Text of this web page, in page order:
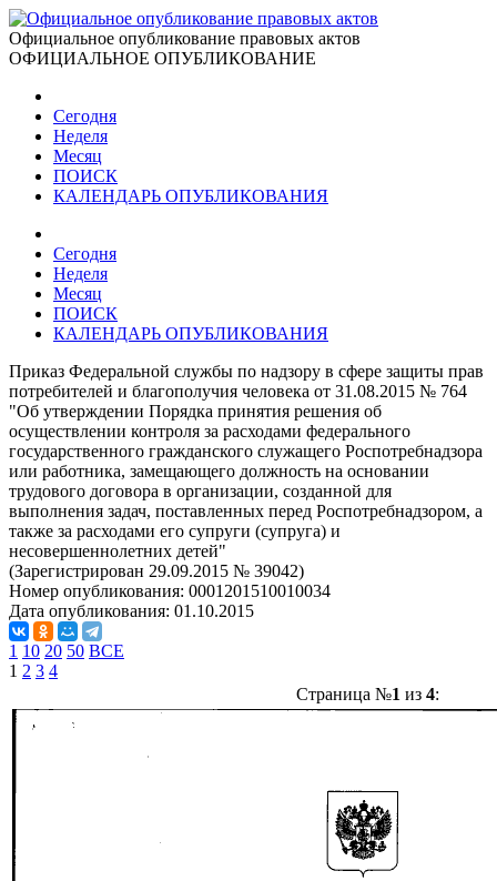
Официальное опубликование правовых актов
ОФИЦИАЛЬНОЕ ОПУБЛИКОВАНИЕ
Сегодня
Неделя
Месяц
ПОИСК
КАЛЕНДАРЬ ОПУБЛИКОВАНИЯ
Сегодня
Неделя
Месяц
ПОИСК
КАЛЕНДАРЬ ОПУБЛИКОВАНИЯ
Приказ Федеральной службы по надзору в сфере защиты прав
потребителей и благополучия человека от 31.08.2015 № 764
"Об утверждении Порядка принятия решения об
осуществлении контроля за расходами федерального
государственного гражданского служащего Роспотребнадзора
или работника, замещающего должность на основании
трудового договора в организации, созданной для
выполнения задач, поставленных перед Роспотребнадзором, а
также за расходами его супруги (супруга) и
несовершеннолетних детей"
(Зарегистрирован 29.09.2015 № 39042)
Номер опубликования: 0001201510010034
Дата опубликования: 01.10.2015
1 10 20 50 ВСЕ
1 2 3 4
Страница №1 из 4: